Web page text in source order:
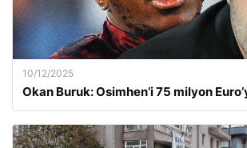
10/12/2025
Okan Buruk: Osimhen’i 75 milyon